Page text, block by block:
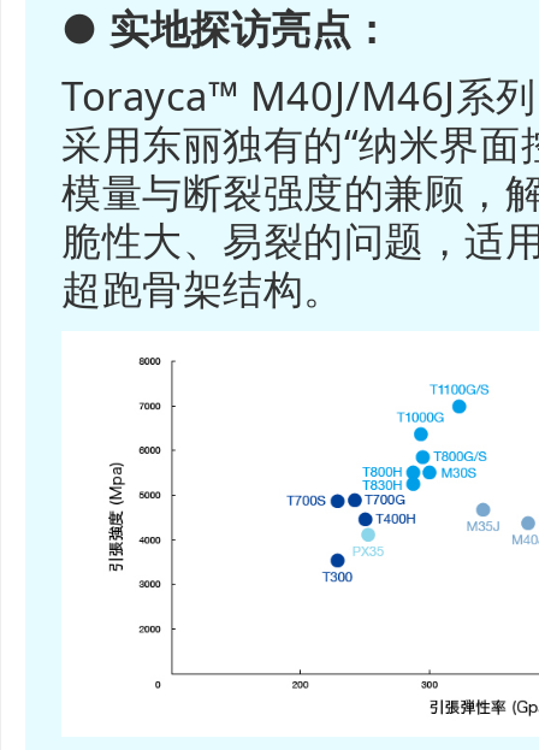
● 实地探访亮点：
Torayca™ M40J/M46J系
采用东丽独有的“纳米界
模量与断裂强度的兼顾，
脆性大、易裂的问题，适
超跑骨架结构。